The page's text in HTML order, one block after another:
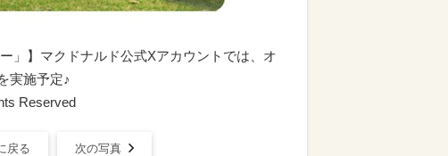
」】マクドナルド公式Xアカウントでは、オ
実施予定♪
Reserved
戻る 次の写真